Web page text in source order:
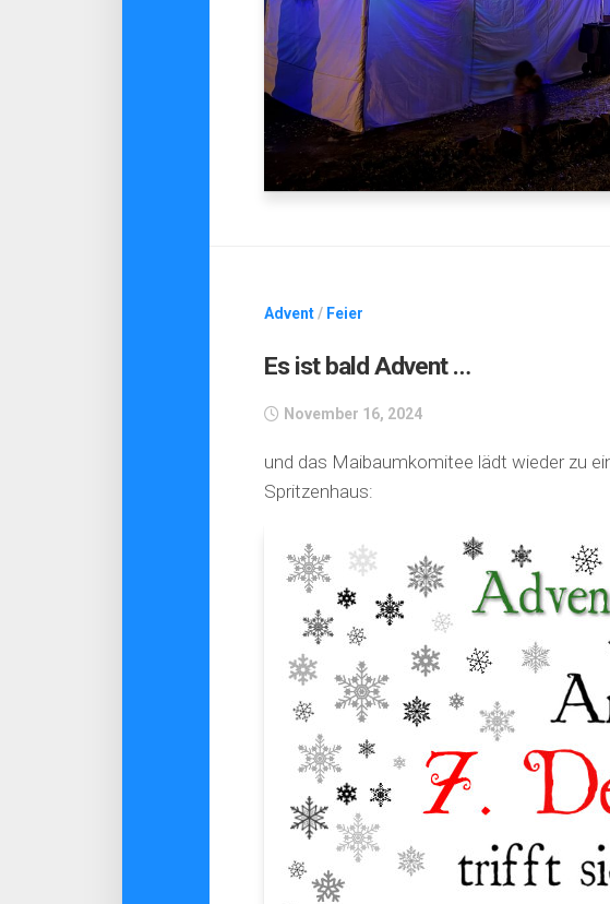
Advent/ Feier
Es ist bald Advent …
November 16, 2024
und das Maibaumkomitee lädt wieder zu
Spritzenhaus: